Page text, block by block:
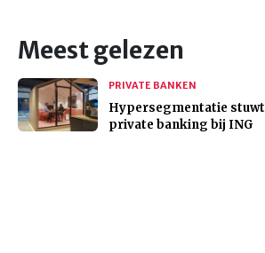
Meest gelezen
PRIVATE BANKEN
Hypersegmentatie stuwt
private banking bij ING